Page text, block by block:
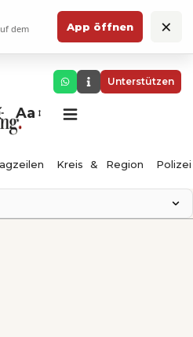
dem
App öffnen ×
Unterstützen
Aa
Kreis & Region Polizei